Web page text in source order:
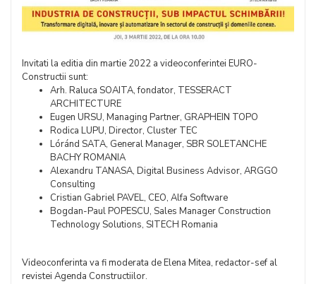
Invitati la editia din martie 2022 a videoconferintei EURO-
Constructii sunt:
Arh. Raluca SOAITA, fondator, TESSERACT
ARCHITECTURE
Eugen URSU, Managing Partner, GRAPHEIN TOPO
Rodica LUPU, Director, Cluster TEC
Lóránd SATA, General Manager, SBR SOLETANCHE
BACHY ROMANIA
Alexandru TANASA, Digital Business Advisor, ARGGO
Consulting
Cristian Gabriel PAVEL, CEO, Alfa Software
Bogdan-Paul POPESCU, Sales Manager Construction
Technology Solutions, SITECH Romania
Videoconferinta va fi moderata de Elena Mitea, redactor-sef al
revistei Agenda Constructiilor.